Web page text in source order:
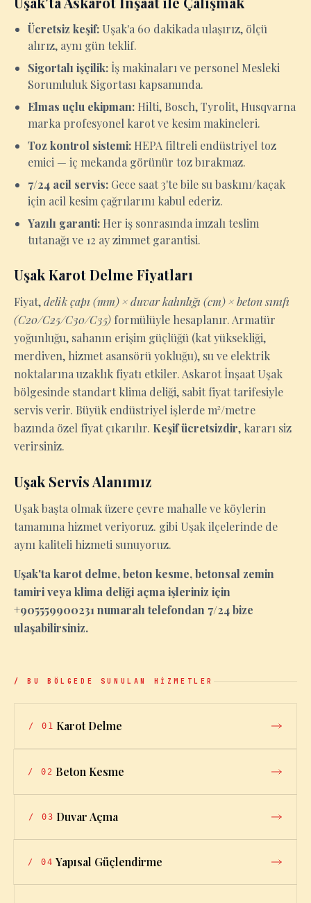
Ücretsiz keşif: Uşak'a 60 dakikada ulaşırız, ölçü
alırız, aynı gün teklif.
Sigortalı işçilik: İş makinaları ve personel Mesleki
Sorumluluk Sigortası kapsamında.
Elmas uçlu ekipman: Hilti, Bosch, Tyrolit, Husqvarna
marka profesyonel karot ve kesim makineleri.
Toz kontrol sistemi: HEPA filtreli endüstriyel toz
emici — iç mekanda görünür toz bırakmaz.
7/24 acil servis: Gece saat 3'te bile su baskını/kaçak
için acil kesim çağrılarını kabul ederiz.
Yazılı garanti: Her iş sonrasında imzalı teslim
tutanağı ve 12 ay zimmet garantisi.
Uşak Karot Delme Fiyatları
Fiyat,delik çapı (mm) × duvar kalınlığı (cm) × beton sınıfı
(C20/C25/C30/C35) formülüyle hesaplanır. Armatür
yoğunluğu, sahanın erişim güçlüğü (kat yüksekliği,
merdiven, hizmet asansörü yokluğu), su ve elektrik
noktalarına uzaklık fiyatı etkiler. Askarot İnşaat Uşak
bölgesinde standart klima deliği, sabit fiyat tarifesiyle
servis verir. Büyük endüstriyel işlerde m²/metre
bazında özel fiyat çıkarılır. Keşif ücretsizdir, kararı siz
verirsiniz.
Uşak Servis Alanımız
Uşak başta olmak üzere çevre mahalle ve köylerin
tamamına hizmet veriyoruz. gibi Uşak ilçelerinde de
aynı kaliteli hizmeti sunuyoruz.
Uşak'ta karot delme, beton kesme, betonsal zemin
tamiri veya klima deliği açma işleriniz için
+905559900231 numaralı telefondan 7/24 bize
ulaşabilirsiniz.
/ BU BÖLGEDE SUNULAN HİZMETLER
/ 01 Karot Delme
/ 02 Beton Kesme
/ 03 Duvar Açma
/ 04 Yapısal Güçlendirme